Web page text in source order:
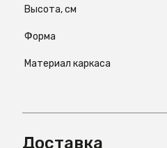
Высота, см
Форма
Материал каркаса
Доставка